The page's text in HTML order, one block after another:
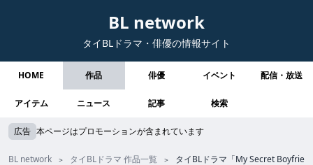
BL network
タイBLドラマ・俳優の情報サイト
HOME 作品 俳優 イベント 配信・放送
アイテム ニュース 記事 検索
広告 本ページはプロモーションが含まれています
BL network タイBLドラマ 作品一覧 タイBLドラマ「My Secret